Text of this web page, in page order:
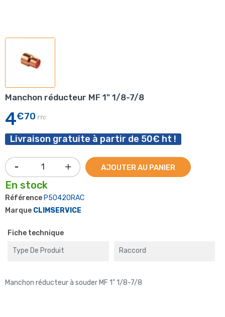
Manchon réducteur MF 1" 1/8-7/8
4€70 TTC
Livraison gratuite à partir de 50€ ht !
AJOUTER AU PANIER
En stock
Référence P50420RAC
Marque CLIMSERVICE
Fiche technique
Type De Produit Raccord
Manchon réducteur à souder MF 1" 1/8-7/8